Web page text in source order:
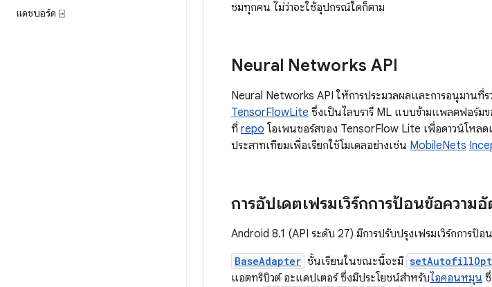
แดชบอร์ด ⍈
ชมทุกคน ไม่ว่าจะใช้อุปกรณ์ใดก็ตาม
Neural Networks API
Neural Networks API ให้การประมวลผลและการอนุมานที่
TensorFlowLite ซึ่งเป็นไลบรารี ML แบบข้ามแพลตฟอร์
ที่ repo โอเพนซอร์สของ TensorFlow Lite เพื่อดาวน์โหลด
ประสาทเทียมเพื่อเรียกใช้โมเดลอย่างเช่น MobileNets
การอัปเดตเฟรมเวิร์กการป้อนข้อความ
Android 8.1 (API ระดับ 27) มีการปรับปรุงเฟรมเวิร์กการ
BaseAdapter ชั้นเรียนในขณะนี้จะมี
แอตทริบิวต์ อะแดปเตอร์ ซึ่งมีประโยชน์สำหรับไอคอนหมุน